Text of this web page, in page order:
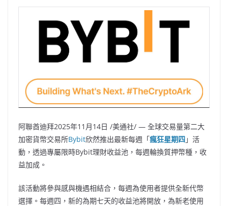
阿聯酋迪拜2025年11月14日 /美通社/ — 全球交易量第二大
加密貨幣交易所Bybit欣然推出最新每週「瘋狂星期四」活
動 ，透過專屬限時Bybit理財收益池 ，每週輪換質押幣種，收
益加成。
該活動將參與感與機遇相結合，每週為使用者提供全新代幣
選擇。每週四，新的為期七天的收益池將開放，為新老使用